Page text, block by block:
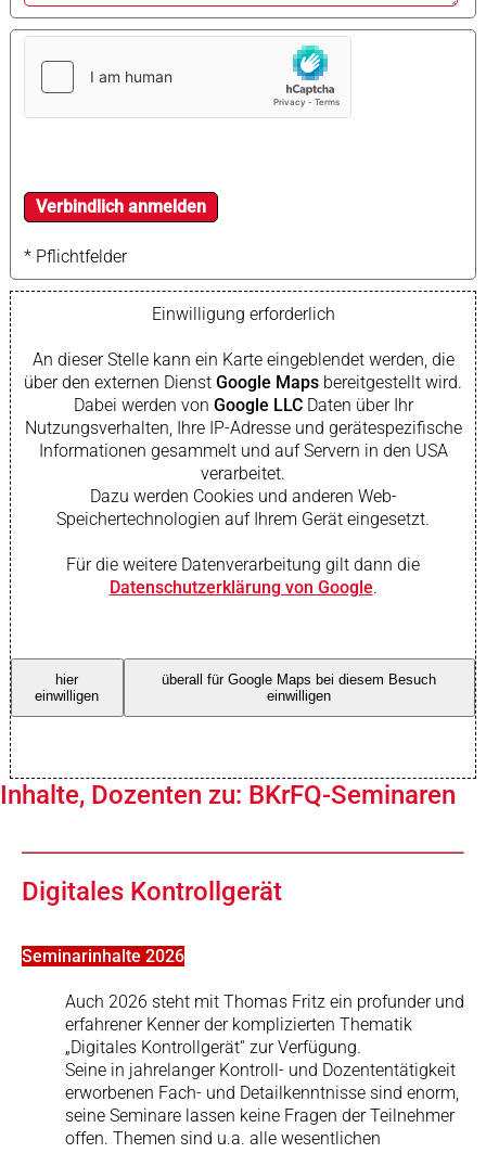
* Pflichtfelder
Einwilligung erforderlich
An dieser Stelle kann ein Karte eingeblendet werden, die
über den externen Dienst Google Maps bereitgestellt wird.
Dabei werden von Google LLCDaten über Ihr
Nutzungsverhalten, Ihre IP-Adresse und gerätespezifische
Informationen gesammelt und auf Servern in den USA
verarbeitet.
Dazu werden Cookies und anderen Web-
Speichertechnologien auf Ihrem Gerät eingesetzt.
Für die weitere Datenverarbeitung gilt dann die
Datenschutzerklärung von Google.
hier
einwilligen
überall für Google Maps bei diesem Besuch
einwilligen
Inhalte, Dozenten zu: BKrFQ-Seminaren
Digitales Kontrollgerät
Seminarinhalte 2026
Auch 2026 steht mit Thomas Fritz ein profunder und
erfahrener Kenner der komplizierten Thematik
„Digitales Kontrollgerät“ zur Verfügung.
Seine in jahrelanger Kontroll- und Dozententätigkeit
erworbenen Fach- und Detailkenntnisse sind enorm,
seine Seminare lassen keine Fragen der Teilnehmer
offen. Themen sind u.a. alle wesentlichen